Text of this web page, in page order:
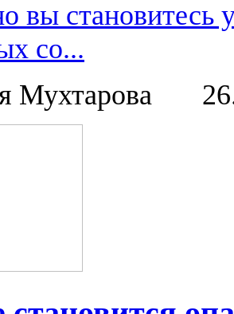
вы становитесь
со...
Мухтарова